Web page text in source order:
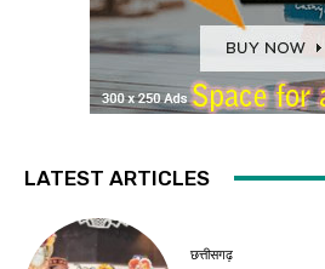
LATEST ARTICLES
छत्तीसगढ़